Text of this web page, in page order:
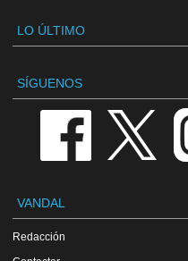
LO ÚLTIMO
SÍGUENOS
VANDAL
Redacción